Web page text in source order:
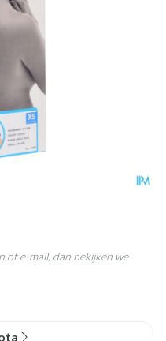
of e-mail, dan bekijken we